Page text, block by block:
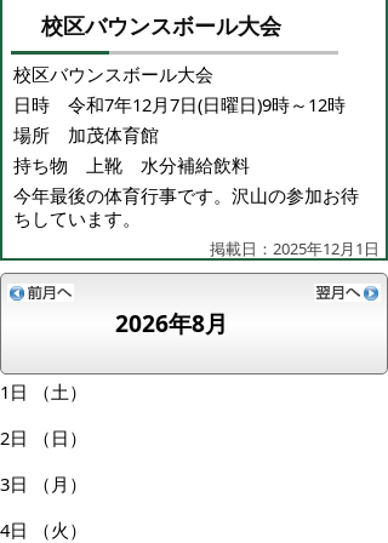
校区バウンスボール大会
校区バウンスボール大会
日時 令和7年12月7日(日曜日)9時～12時
場所 加茂体育館
持ち物 上靴 水分補給飲料
今年最後の体育行事です。沢山の参加お待
ちしています。
掲載日：2025年12月1日
2026年8月
1日
（土）
2日
（日）
3日
（月）
4日
（火）